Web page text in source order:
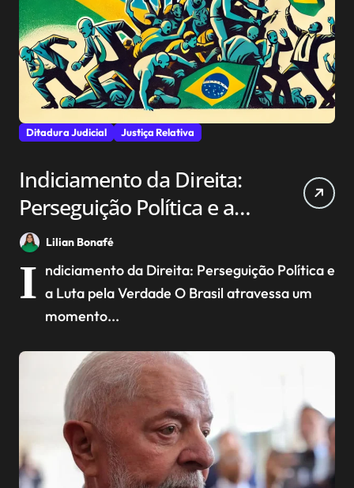
Ditadura Judicial Justiça Relativa
Indiciamento da Direita:
Perseguição Política e a
Luta pela Verdade
Lilian Bonafé
I ndiciamento da Direita: Perseguição Política e
a Luta pela Verdade O Brasil atravessa um
momento...